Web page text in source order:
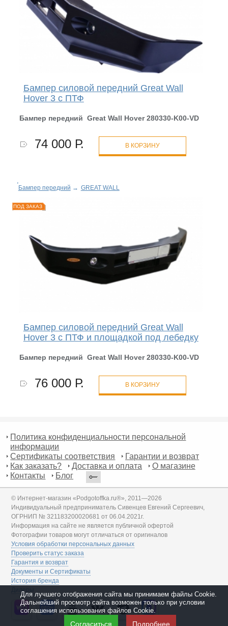
Бампер силовой передний Great Wall
Hover 3 с ПТФ
Бампер передний Great Wall Hover 280330-K00-VD
74 000 Р. В КОРЗИНУ
Бампер передний → GREAT WALL
ПОД ЗАКАЗ
Бампер силовой передний Great Wall
Hover 3 с ПТФ и площадкой под лебедку
Бампер передний Great Wall Hover 280330-K00-VD
76 000 Р. В КОРЗИНУ
Политика конфиденциальности персональной
информации
Сертификаты соответствия
Гарантии и возврат
Как заказать?
Доставка и оплата
О магазине
Контакты
Блог
© Интернет-магазин «Podgotoffka.ru®», 2011—2026
Индивидуальный предприниматель Сивенцев Евгений Сергеевич,
ОГРНИП № 321183200020681 от 06.04.2021г.
Информация на сайте не является публичной офертой
Фотографии товаров могут отличаться от оригиналов
Условия обработки персональных данных
Проверить статус заказа
Гарантия и возврат
Документы и Сертификаты
История бренда
Дилеры
Для лучшего отображения сайта мы принимаем файлы Cookie.
Дальнейший просмотр сайта возможен только при условии
соглашения использования файлов Cookie.
Согласиться Подробнее